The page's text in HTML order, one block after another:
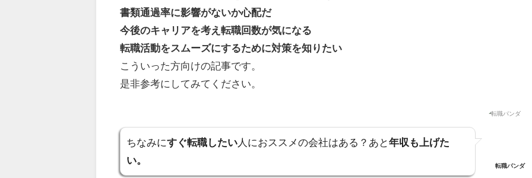
書類通過率に影響がないか心配だ
今後のキャリアを考え転職回数が気になる
転職活動をスムーズにするために対策を知りたい
こういった方向けの記事です。
是非参考にしてみてください。
ちなみにすぐ転職したい 人におススメの会社はある？あと年収も上げた
い。
転職パンダ